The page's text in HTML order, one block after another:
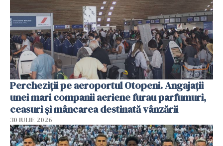
Percheziții pe aeroportul Otopeni. Angajații
unei mari companii aeriene furau parfumuri,
ceasuri și mâncarea destinată vânzării
30 IULIE 2026